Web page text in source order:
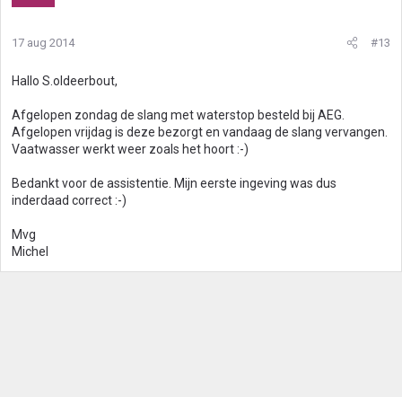
17 aug 2014 #13
Hallo S.oldeerbout,
Afgelopen zondag de slang met waterstop besteld bij AEG.
Afgelopen vrijdag is deze bezorgt en vandaag de slang vervangen.
Vaatwasser werkt weer zoals het hoort :-)
Bedankt voor de assistentie. Mijn eerste ingeving was dus
inderdaad correct :-)
Mvg
Michel